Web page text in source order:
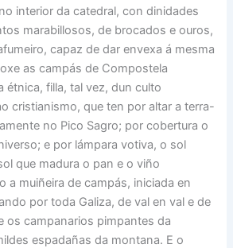
interior da catedral, con dinidades
marabillosos, de brocados e ouros,
capaz de dar envexa á mesma
as campás de Compostela
étnica, filla, tal vez, dun culto
cristianismo, que ten por altar a terra-
no Pico Sagro; por cobertura o
e por lámpara votiva, o sol
que madura o pan e o viño
a muiñeira de campás, iniciada en
por toda Galiza, de val en val e de
os campanarios pimpantes da
espadañas da montana. E o